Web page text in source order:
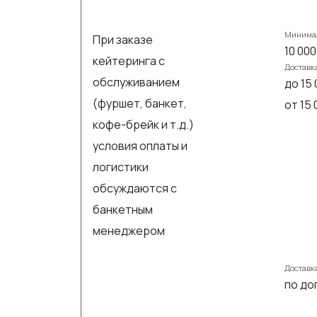
При заказе
кейтеринга с
обслуживанием
(фуршет, банкет,
кофе-брейк и т.д.)
условия оплаты и
логистики
обсуждаются с
банкетным
менеджером
10
до 15
от 15
по